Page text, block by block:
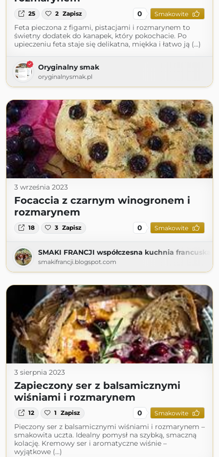
25 2 Zapisz 0 Smakowite
Feta pieczona z figami, pistacjami i rozmarynem to
świetny dodatek do kanapek, który pokochacie. Po
upieczeniu feta staje się delikatna, miękka i łatwo ją (...)
Oryginalny smak
oryginalnysmak.pl
3 września 2023
Focaccia z czarnym winogronem i
rozmarynem
18 3 Zapisz 0 Smakowite
SMAKI FRANCJI współczesna kuchnia francuska
smakifrancji.blogspot.com
3 sierpnia 2023
Zapieczony ser z balsamicznymi
wiśniami i rozmarynem
12 1 Zapisz 0 Smakowite
Pieczony ser z balsamicznymi wiśniami i rozmarynem –
smakowita uczta. Idealny pomysł na szybką, smaczną
kolację. Kremowy ser i aromatyczne wiśnie –
wyjątkowe (...)